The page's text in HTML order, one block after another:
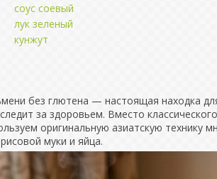
соус соевый
лук зеленый
кунжут
без глютена — настоящая находка
за здоровьем. Вместо
оригинальную азиатскую технику
муки и яйца.